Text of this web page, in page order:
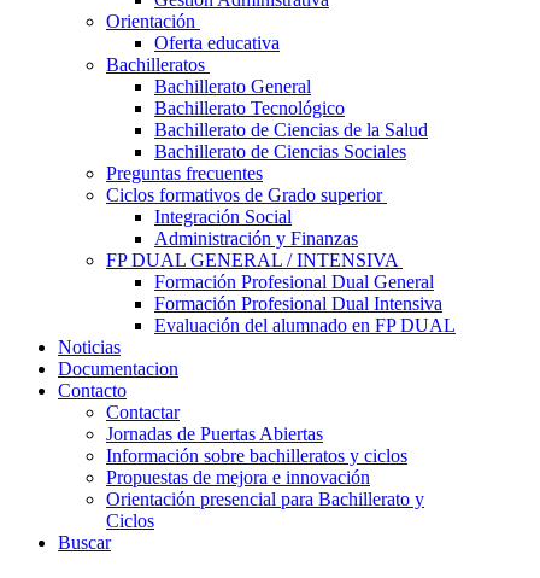
Orientación
Oferta educativa
Bachilleratos
Bachillerato General
Bachillerato Tecnológico
Bachillerato de Ciencias de la Salud
Bachillerato de Ciencias Sociales
Preguntas frecuentes
Ciclos formativos de Grado superior
Integración Social
Administración y Finanzas
FP DUAL GENERAL / INTENSIVA
Formación Profesional Dual General
Formación Profesional Dual Intensiva
Evaluación del alumnado en FP DUAL
Noticias
Documentacion
Contacto
Contactar
Jornadas de Puertas Abiertas
Información sobre bachilleratos y ciclos
Propuestas de mejora e innovación
Orientación presencial para Bachillerato y
Ciclos
Buscar